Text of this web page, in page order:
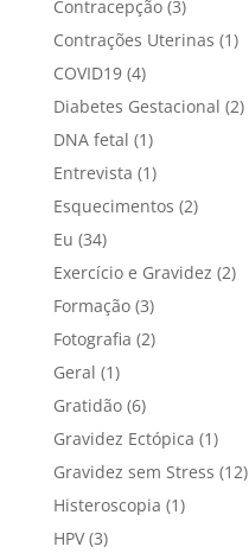
Contracepção(3)
Contrações Uterinas (1)
COVID19(4)
Diabetes Gestacional (2)
DNA fetal (1)
Entrevista (1)
Esquecimentos (2)
Eu (34)
Exercício e Gravidez (2)
Formação(3)
Fotografia (2)
Geral (1)
Gratidão(6)
Gravidez Ectópica (1)
Gravidez sem Stress (12)
Histeroscopia (1)
HPV(3)